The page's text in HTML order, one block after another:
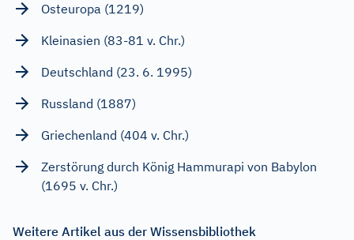
Osteuropa (1219)
Kleinasien (83-81 v. Chr.)
Deutschland (23. 6. 1995)
Russland (1887)
Griechenland (404 v. Chr.)
Zerstörung durch König Hammurapi von Babylon
(1695 v. Chr.)
Weitere Artikel aus der Wissensbibliothek